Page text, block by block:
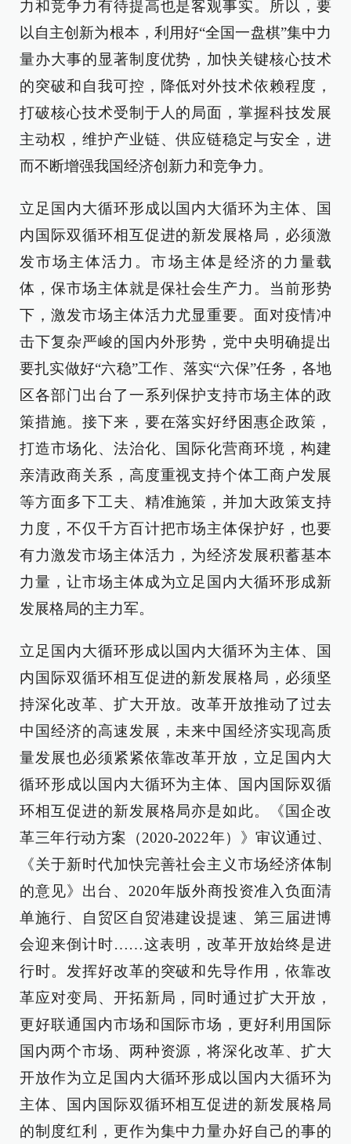
力和竞争力有待提高也是客观事实。所以，要
以自主创新为根本，利用好“全国一盘棋”集中力
量办大事的显著制度优势，加快关键核心技术
的突破和自我可控，降低对外技术依赖程度，
打破核心技术受制于人的局面，掌握科技发展
主动权，维护产业链、供应链稳定与安全，进
而不断增强我国经济创新力和竞争力。
立足国内大循环形成以国内大循环为主体、国
内国际双循环相互促进的新发展格局，必须激
发市场主体活力。市场主体是经济的力量载
体，保市场主体就是保社会生产力。当前形势
下，激发市场主体活力尤显重要。面对疫情冲
击下复杂严峻的国内外形势，党中央明确提出
要扎实做好“六稳”工作、落实“六保”任务，各地
区各部门出台了一系列保护支持市场主体的政
策措施。接下来，要在落实好纾困惠企政策，
打造市场化、法治化、国际化营商环境，构建
亲清政商关系，高度重视支持个体工商户发展
等方面多下工夫、精准施策，并加大政策支持
力度，不仅千方百计把市场主体保护好，也要
有力激发市场主体活力，为经济发展积蓄基本
力量，让市场主体成为立足国内大循环形成新
发展格局的主力军。
立足国内大循环形成以国内大循环为主体、国
内国际双循环相互促进的新发展格局，必须坚
持深化改革、扩大开放。改革开放推动了过去
中国经济的高速发展，未来中国经济实现高质
量发展也必须紧紧依靠改革开放，立足国内大
循环形成以国内大循环为主体、国内国际双循
环相互促进的新发展格局亦是如此。《国企改
革三年行动方案（2020-2022年）》审议通过、
《关于新时代加快完善社会主义市场经济体制
的意见》出台、2020年版外商投资准入负面清
单施行、自贸区自贸港建设提速、第三届进博
会迎来倒计时……这表明，改革开放始终是进
行时。发挥好改革的突破和先导作用，依靠改
革应对变局、开拓新局，同时通过扩大开放，
更好联通国内市场和国际市场，更好利用国际
国内两个市场、两种资源，将深化改革、扩大
开放作为立足国内大循环形成以国内大循环为
主体、国内国际双循环相互促进的新发展格局
的制度红利，更作为集中力量办好自己的事的